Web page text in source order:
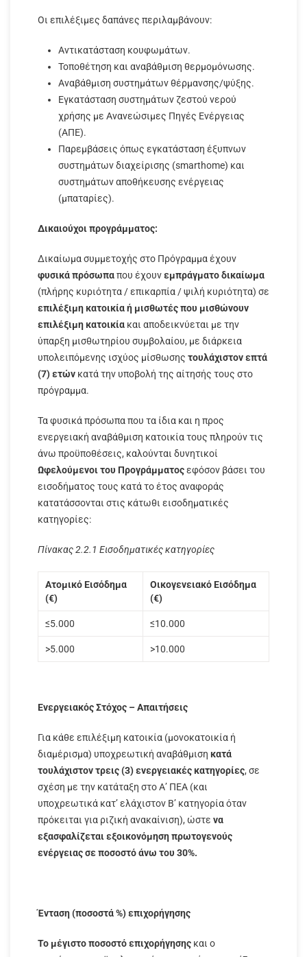
Οι επιλέξιμες δαπάνες περιλαμβάνουν:
Αντικατάσταση κουφωμάτων.
Τοποθέτηση και αναβάθμιση θερμομόνωσης.
Αναβάθμιση συστημάτων θέρμανσης/ψύξης.
Εγκατάσταση συστημάτων ζεστού νερού
χρήσης με Ανανεώσιμες Πηγές Ενέργειας
(ΑΠΕ).
Παρεμβάσεις όπως εγκατάσταση έξυπνων
συστημάτων διαχείρισης (smarthome) και
συστημάτων αποθήκευσης ενέργειας
(μπαταρίες).
Δικαιούχοι προγράμματος:
Δικαίωμα συμμετοχής στο Πρόγραμμα έχουν
φυσικά πρόσωπαπου έχουνεμπράγματο δικαίωμα
(πλήρης κυριότητα / επικαρπία / ψιλή κυριότητα) σε
επιλέξιμη κατοικία ή μισθωτές που μισθώνουν
επιλέξιμη κατοικία και αποδεικνύεται με την
ύπαρξη μισθωτηρίου συμβολαίου, με διάρκεια
υπολειπόμενης ισχύος μίσθωσης τουλάχιστον επτά
(7) ετών κατά την υποβολή της αίτησής τους στο
πρόγραμμα.
Τα φυσικά πρόσωπα που τα ίδια και η προς
ενεργειακή αναβάθμιση κατοικία τους πληρούν τις
άνω προϋποθέσεις, καλούνται δυνητικοί
Ωφελούμενοιτου Προγράμματοςεφόσον βάσει του
εισοδήματος τους κατά το έτος αναφοράς
κατατάσσονται στις κάτωθι εισοδηματικές
κατηγορίες:
Πίνακας 2.2.1 Εισοδηματικές κατηγορίες
Ατομικό Εισόδημα
(€)
Οικογενειακό Εισόδημα
(€)
≤5.000 ≤10.000
>5.000 >10.000
Ενεργειακός Στόχος – Απαιτήσεις
Για κάθε επιλέξιμη κατοικία (μονοκατοικία ή
διαμέρισμα) υποχρεωτική αναβάθμιση κατά
τουλάχιστον τρεις (3) ενεργειακές κατηγορίες, σε
σχέση με την κατάταξη στο Α’ ΠΕΑ (και
υποχρεωτικά κατ’ ελάχιστον Β’ κατηγορία όταν
πρόκειται για ριζική ανακαίνιση), ώστε να
εξασφαλίζεται εξοικονόμηση πρωτογενούς
ενέργειας σε ποσοστό άνω του 30%.
Ένταση (ποσοστά %) επιχορήγησης
Το μέγιστο ποσοστό επιχορήγησης και ο